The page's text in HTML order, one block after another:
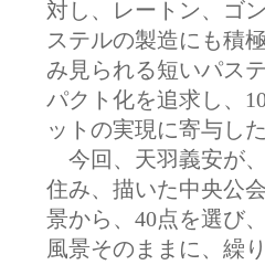
対し、レートン、ゴ
ステルの製造にも積
み見られる短いパス
パクト化を追求し、
ットの実現に寄与し
今回、天羽義安が
住み、描いた中央公
景から、40点を選び
風景そのままに、繰